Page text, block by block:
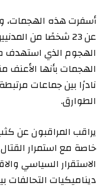
أسفرت هذه الهجمات،
عن 23 شخصًا من
الهجوم الذي
نادرًا بين جماعات
الطوارق.
يراقب المراقبون عن
خاصة مع استمرار
الاستقرار السياسي
ديناميكيات التحالفات